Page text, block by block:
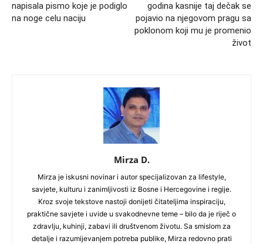
napisala pismo koje je podiglo
na noge celu naciju
godina kasnije taj dečak se
pojavio na njegovom pragu sa
poklonom koji mu je promenio
život
Mirza D.
Mirza je iskusni novinar i autor specijalizovan za lifestyle,
savjete, kulturu i zanimljivosti iz Bosne i Hercegovine i regije.
Kroz svoje tekstove nastoji donijeti čitateljima inspiraciju,
praktične savjete i uvide u svakodnevne teme – bilo da je riječ o
zdravlju, kuhinji, zabavi ili društvenom životu. Sa smislom za
detalje i razumijevanjem potreba publike, Mirza redovno prati